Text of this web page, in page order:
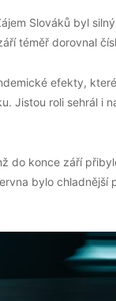
Slováků byl
téměř dorovnal
efekty,
Jistou roli sehrál i
do konce září
bylo chladnější